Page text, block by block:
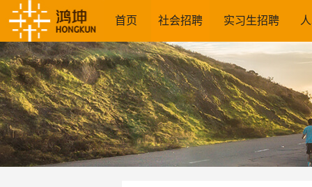
首页 社会招聘 实习生招聘